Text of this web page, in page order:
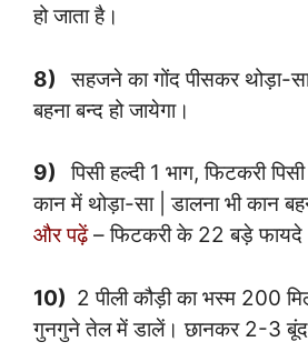
हो जाता है।
8)
सहजने का गोंद पीसकर थोड़ा-
बहना बन्द हो जायेगा।
9)
पिसी हल्दी 1 भाग, फिटकरी
कान में थोड़ा-सा | डालना भी कान
और पढ़ें– फिटकरी के 22 बड़े फायदे
10) 2 पीली कौड़ी का भस्म 200
गुनगुने तेल में डालें। छानकर 2-3